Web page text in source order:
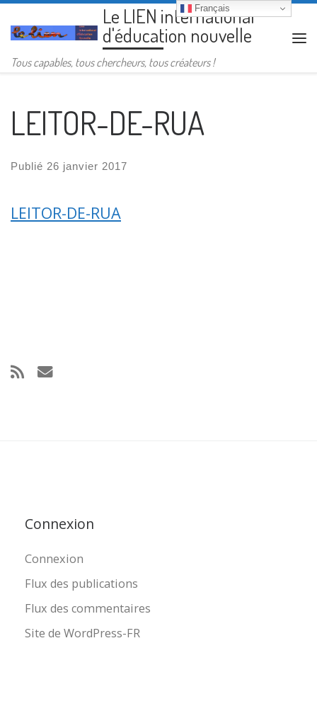
Passer au contenuLe LIEN international
d'éducation nouvelle
Tous capables, tous chercheurs, tous créateurs !
LEITOR-DE-RUA
Publié 26 janvier 2017
LEITOR-DE-RUA
Connexion
Connexion
Flux des publications
Flux des commentaires
Site de WordPress-FR
Français